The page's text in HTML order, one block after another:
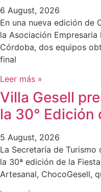
6 August, 2026
En una nueva edición de
la Asociación
Córdoba, dos equipos
final
Leer más »
Villa Gesell
la 30° Edición
5 August, 2026
La Secretaría de
la 30ª edición de la
Artesanal, ChocoGesell,